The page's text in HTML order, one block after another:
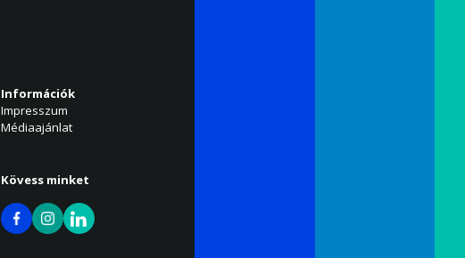
Információk
Impresszum
Médiaajánlat
Kövess minket